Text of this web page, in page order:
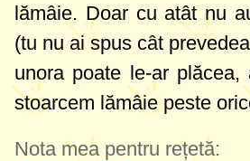
lămâie. Doar cu atât nu
(tu nu ai spus cât
unora poate le-ar
stoarcem lămâie peste
Nota mea pentru rețetă: